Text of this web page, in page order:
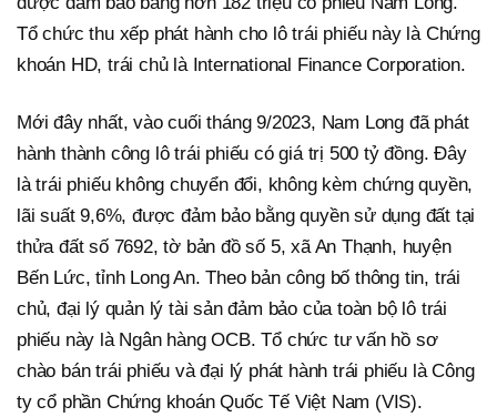
Tổ chức thu xếp phát hành cho lô trái phiếu này là Chứng
khoán HD, trái chủ là International Finance Corporation.
Mới đây nhất, vào cuối tháng 9/2023, Nam Long đã phát
hành thành công lô trái phiếu có giá trị 500 tỷ đồng. Đây
là trái phiếu không chuyển đổi, không kèm chứng quyền,
lãi suất 9,6%, được đảm bảo bằng quyền sử dụng đất tại
thửa đất số 7692, tờ bản đồ số 5, xã An Thạnh, huyện
Bến Lức, tỉnh Long An. Theo bản công bố thông tin, trái
chủ, đại lý quản lý tài sản đảm bảo của toàn bộ lô trái
phiếu này là Ngân hàng OCB. Tổ chức tư vấn hồ sơ
chào bán trái phiếu và đại lý phát hành trái phiếu là Công
ty cổ phần Chứng khoán Quốc Tế Việt Nam (VIS).